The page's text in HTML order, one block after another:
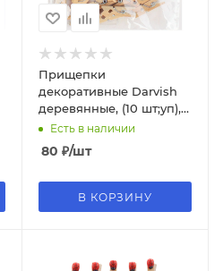
Прищепки
декоративные Darvish
деревянные, (10 шт;уп),
DV-H-1716
Есть в наличии
80 ₽/шт
В КОРЗИНУ